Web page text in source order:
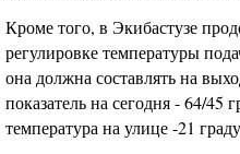
Кроме того, в Экибастузе
регулировке температуры
она должна составлять на
показатель на сегодня - 64/45
температура на улице -21